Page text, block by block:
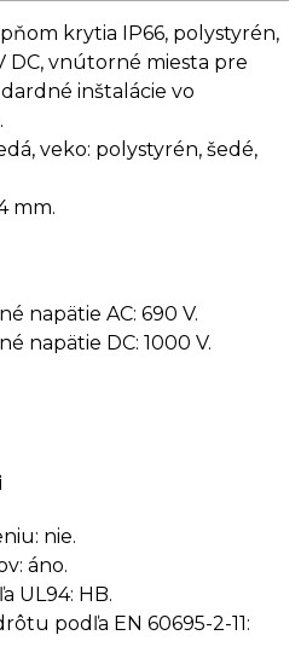
krytia IP66, polystyrén,
DC, vnútorné miesta pre
inštalácie vo
veko: polystyrén, šedé,
mm.
napätie AC: 690 V.
napätie DC: 1000 V.
nie.
áno.
UL94: HB.
podľa EN 60695-2-11: